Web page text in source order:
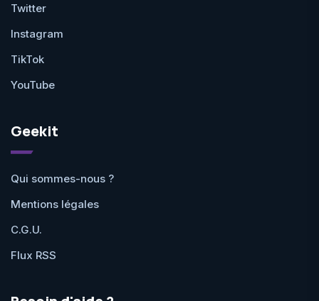
Twitter
Instagram
TikTok
YouTube
Geekit
Qui sommes-nous ?
Mentions légales
C.G.U.
Flux RSS